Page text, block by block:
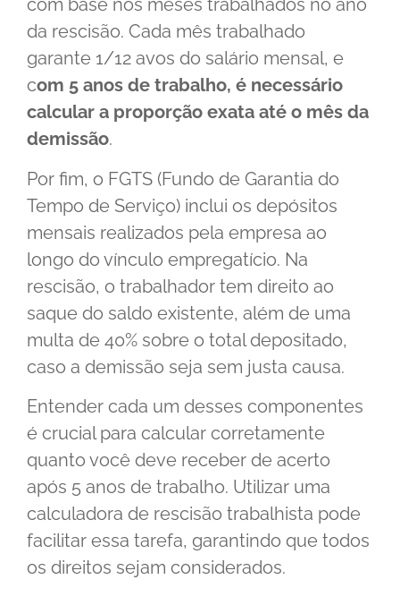
com base nos meses trabalhados no ano
da rescisão. Cada mês trabalhado
garante 1/12 avos do salário mensal, e
com 5 anos de trabalho, é necessário
calcular a proporção exata até o mês da
demissão.
Por fim, o FGTS (Fundo de Garantia do
Tempo de Serviço) inclui os depósitos
mensais realizados pela empresa ao
longo do vínculo empregatício. Na
rescisão, o trabalhador tem direito ao
saque do saldo existente, além de uma
multa de 40% sobre o total depositado,
caso a demissão seja sem justa causa.
Entender cada um desses componentes
é crucial para calcular corretamente
quanto você deve receber de acerto
após 5 anos de trabalho. Utilizar uma
calculadora de rescisão trabalhista pode
facilitar essa tarefa, garantindo que todos
os direitos sejam considerados.